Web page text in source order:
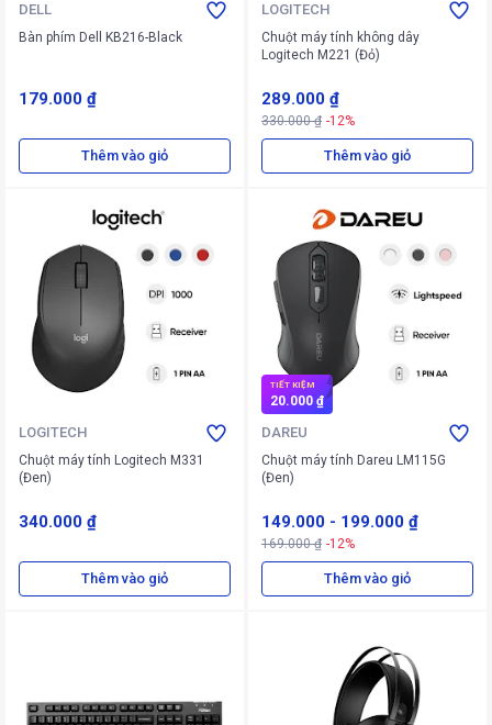
DELL
Bàn phím Dell KB216-Black
179.000 ₫
Thêm vào giỏ
LOGITECH
Chuột máy tính không dây
Logitech M221 (Đỏ)
289.000 ₫
330.000 ₫ -12%
Thêm vào giỏ
LOGITECH
Chuột máy tính Logitech M331
(Đen)
340.000 ₫
Thêm vào giỏ
TIẾT KIỆM
20.000 ₫
DAREU
Chuột máy tính Dareu LM115G
(Đen)
149.000 - 199.000 ₫
169.000 ₫ -12%
Thêm vào giỏ